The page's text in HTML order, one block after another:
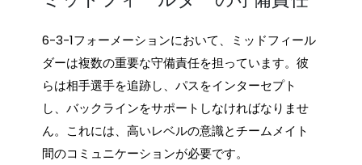
6-3-1フォーメーションにおいて、ミッドフィール
ダーは複数の重要な守備責任を担っています。彼
らは相手選手を追跡し、パスをインターセプト
し、バックラインをサポートしなければなりませ
ん。これには、高いレベルの意識とチームメイト
間のコミュニケーションが必要です。